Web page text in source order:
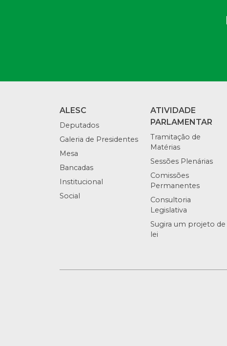
ALESC
Deputados
Galeria de Presidentes
Mesa
Bancadas
Institucional
Social
ATIVIDADE
PARLAMENTAR
Tramitação de
Matérias
Sessões Plenárias
Comissões
Permanentes
Consultoria
Legislativa
Sugira um projeto de
lei